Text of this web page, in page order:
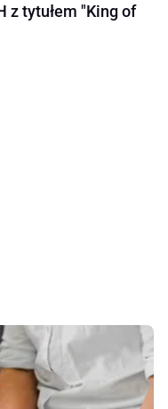
z tytułem "King of